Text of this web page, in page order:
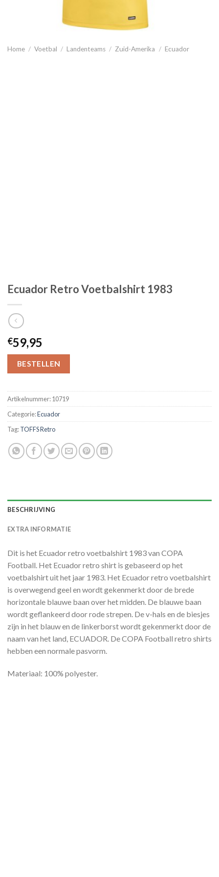
Home / Voetbal / Landenteams / Zuid-Amerika / Ecuador
Ecuador Retro Voetbalshirt 1983
€59,95
BESTELLEN
Artikelnummer:10719
Categorie:Ecuador
Tag:TOFFS Retro
BESCHRIJVING
EXTRA INFORMATIE
Dit is het Ecuador retro voetbalshirt 1983 van COPA
Football. Het Ecuador retro shirt is gebaseerd op het
voetbalshirt uit het jaar 1983. Het Ecuador retro voetbalshirt
is overwegend geel en wordt gekenmerkt door de brede
horizontale blauwe baan over het midden. De blauwe baan
wordt geflankeerd door rode strepen. De v-hals en de biesjes
zijn in het blauw en de linkerborst wordt gekenmerkt door de
naam van het land, ECUADOR. De COPA Football retro shirts
hebben een normale pasvorm.
Materiaal: 100% polyester.